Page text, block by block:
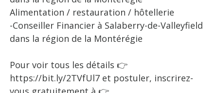
Alimentation / restauration / hôtellerie
-Conseiller Financier à Salaberry-de-Valleyfield
dans la région de la Montérégie
Pour voir tous les détails 👉
https://bit.ly/2TVfUl7 et postuler, inscrirez-